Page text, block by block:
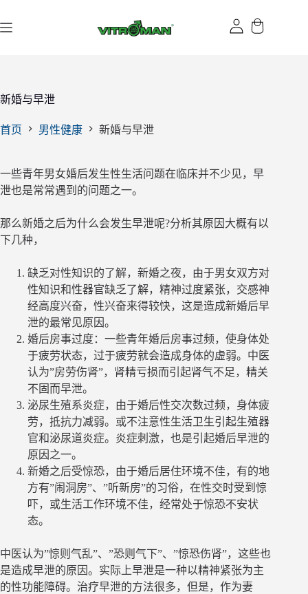
过
新婚与早泄
首页 男性健康 新婚与早泄
一些青年男女婚后发生性生活问题在临床并不少见，早
泄也是常常遇到的问题之一。
那么新婚之后为什么会发生早泄呢?分析其原因大概有以
下几种，
缺乏对性知识的了解，新婚之夜，由于男女双方对
性知识和性器官缺乏了解，精神过度紧张，交感神
经高度兴奋，性兴奋来得较快，这是造成新婚后早
泄的最常见原因。
婚后房事过度：一些青年婚后房事过频，使身体处
于疲劳状态，过于疲劳就会造成身体的虚弱。中医
认为”房劳伤肾”，肾精亏损而引起肾气不足，精关
不固而早泄。
泌尿生殖系炎症，由于婚后性交次数过频，身体疲
劳，抵抗力减弱。或不注意性生活卫生引起生殖器
官和泌尿道炎症。炎症刺激，也是引起婚后早泄的
原因之一。
新婚之后受惊恐，由于婚后居住环境不佳，有的地
方有”闹洞房”、”听新房”的习俗，在性交时受到惊
吓，或生活工作环境不佳，经常处于惊恐不安状
态。
中医认为”惊则气乱”、”恐则气下”、”惊恐伤肾”，这些也
是造成早泄的原因。实际上早泄是一种以精神紧张为主
的性功能障碍。治疗早泄的方法很多，但是，作为妻